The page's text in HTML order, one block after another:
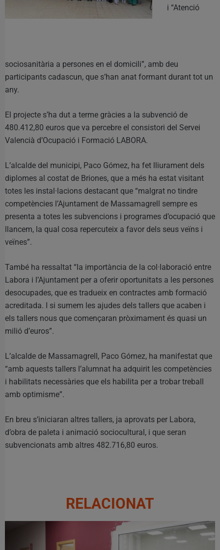
i “Atenció
sociosanitària a persones en el domicili”, amb deu
participants cadascun, que s’han anat formant durant tot un
any.
El projecte s’ha dut a terme gràcies a la subvenció de
480.412,80 euros que va percebre el consistori del Servei
Valencià d’Ocupació i Formació LABORA.
L’alcalde del municipi, Paco Gómez, ha fet lliurament dels
diplomes al costat de Briones, que a més ha estat visitant
totes les instal·lacions destacant que “malgrat no tindre
competències l’Ajuntament de Massamagrell sempre es
presenta a totes les subvencions i programes d’ocupació que
llancem, la qual cosa repercuteix a favor dels seus veïns i
veïnes”.
També ha ressaltat “la importància de la col·laboració entre
Labora i l’Ajuntament per a oferir oportunitats a les persones
desocupades, que es tradueix en contractes amb formació
acreditada. I si sumem les ajudes dels tallers que acaben i
els tallers nous que començaran pròximament és quasi un
milió d’euros”.
L’alcalde de Massamagrell, Paco Gómez, ha manifestat que
“amb aquests tallers l’alumnat ha adquirit les competències
i habilitats necessàries que els habilita per a trobar treball
amb optimisme”.
En breu s’iniciaran altres tallers, ja aprovats per Labora,
d’obra de paleta i animació sociocultural, i que seran
subvencionats amb altres 482.716,80 euros.
RELACIONAT